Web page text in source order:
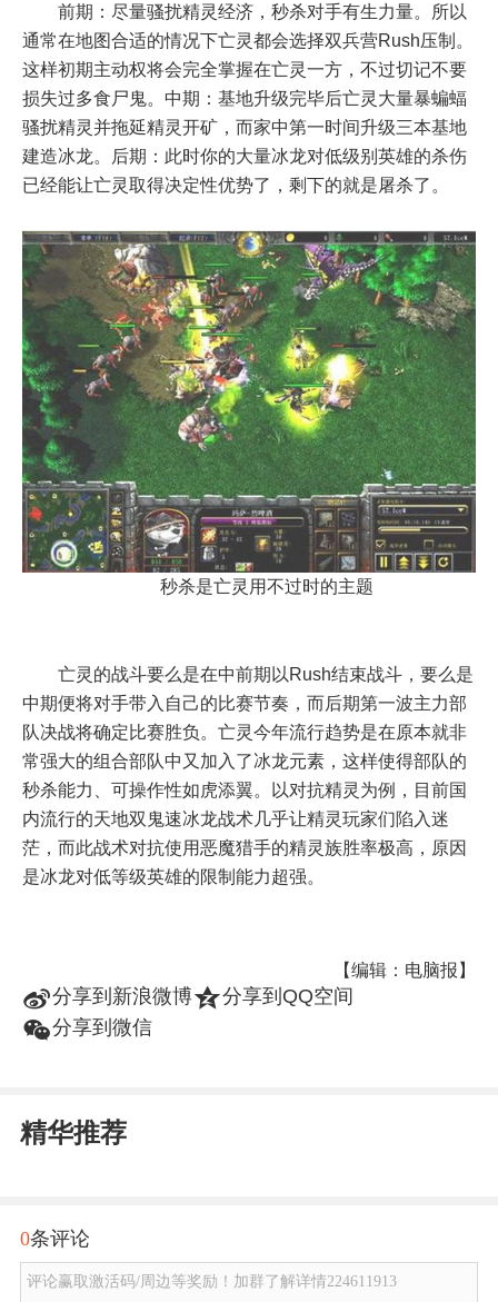
前期：尽量骚扰精灵经济，秒杀对手有生力量。所以
通常在地图合适的情况下亡灵都会选择双兵营Rush压制。
这样初期主动权将会完全掌握在亡灵一方，不过切记不要
损失过多食尸鬼。中期：基地升级完毕后亡灵大量暴蝙蝠
骚扰精灵并拖延精灵开矿，而家中第一时间升级三本基地
建造冰龙。后期：此时你的大量冰龙对低级别英雄的杀伤
已经能让亡灵取得决定性优势了，剩下的就是屠杀了。
秒杀是亡灵用不过时的主题
亡灵的战斗要么是在中前期以Rush结束战斗，要么是
中期便将对手带入自己的比赛节奏，而后期第一波主力部
队决战将确定比赛胜负。亡灵今年流行趋势是在原本就非
常强大的组合部队中又加入了冰龙元素，这样使得部队的
秒杀能力、可操作性如虎添翼。以对抗精灵为例，目前国
内流行的天地双鬼速冰龙战术几乎让精灵玩家们陷入迷
茫，而此战术对抗使用恶魔猎手的精灵族胜率极高，原因
是冰龙对低等级英雄的限制能力超强。
【编辑：电脑报】
t分享到新浪微博z分享到QQ空间
w分享到微信
精华推荐
0条评论
评论赢取激活码/周边等奖励！加群了解详情224611913